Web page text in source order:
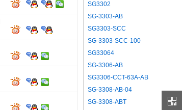
SG3302
SG-3303-AB
SG3303-SCC
SG-3303-SCC-100
SG33064
SG-3306-AB
SG3306-CCT-63A-AB
SG-3308-AB-04
SG-3308-ABT